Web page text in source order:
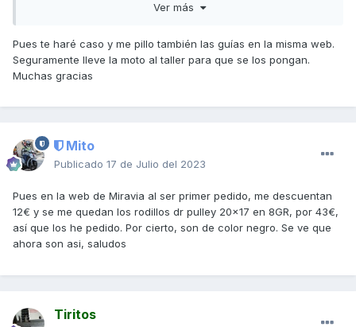
Yo los tengo, van un poco más ajustados que los originales.
resultados al completo pero merece la pena, cuando
asientan el variador va finísimo, sobre todo en ralenti que la
moto ni se oye ni vibra.
original y hasta ahí lo dejo.
Ver más
Pues te haré caso y me pillo también las guías en la misma web.
Seguramente lleve la moto al taller para que se los pongan.
Muchas gracias
Mito
Publicado 17 de Julio del 2023
Pues en la web de Miravia al ser primer pedido, me descuentan
12€ y se me quedan los rodillos dr pulley 20x17 en 8GR, por 43€,
así que los he pedido. Por cierto, son de color negro. Se ve que
ahora son asi, saludos
Tiritos